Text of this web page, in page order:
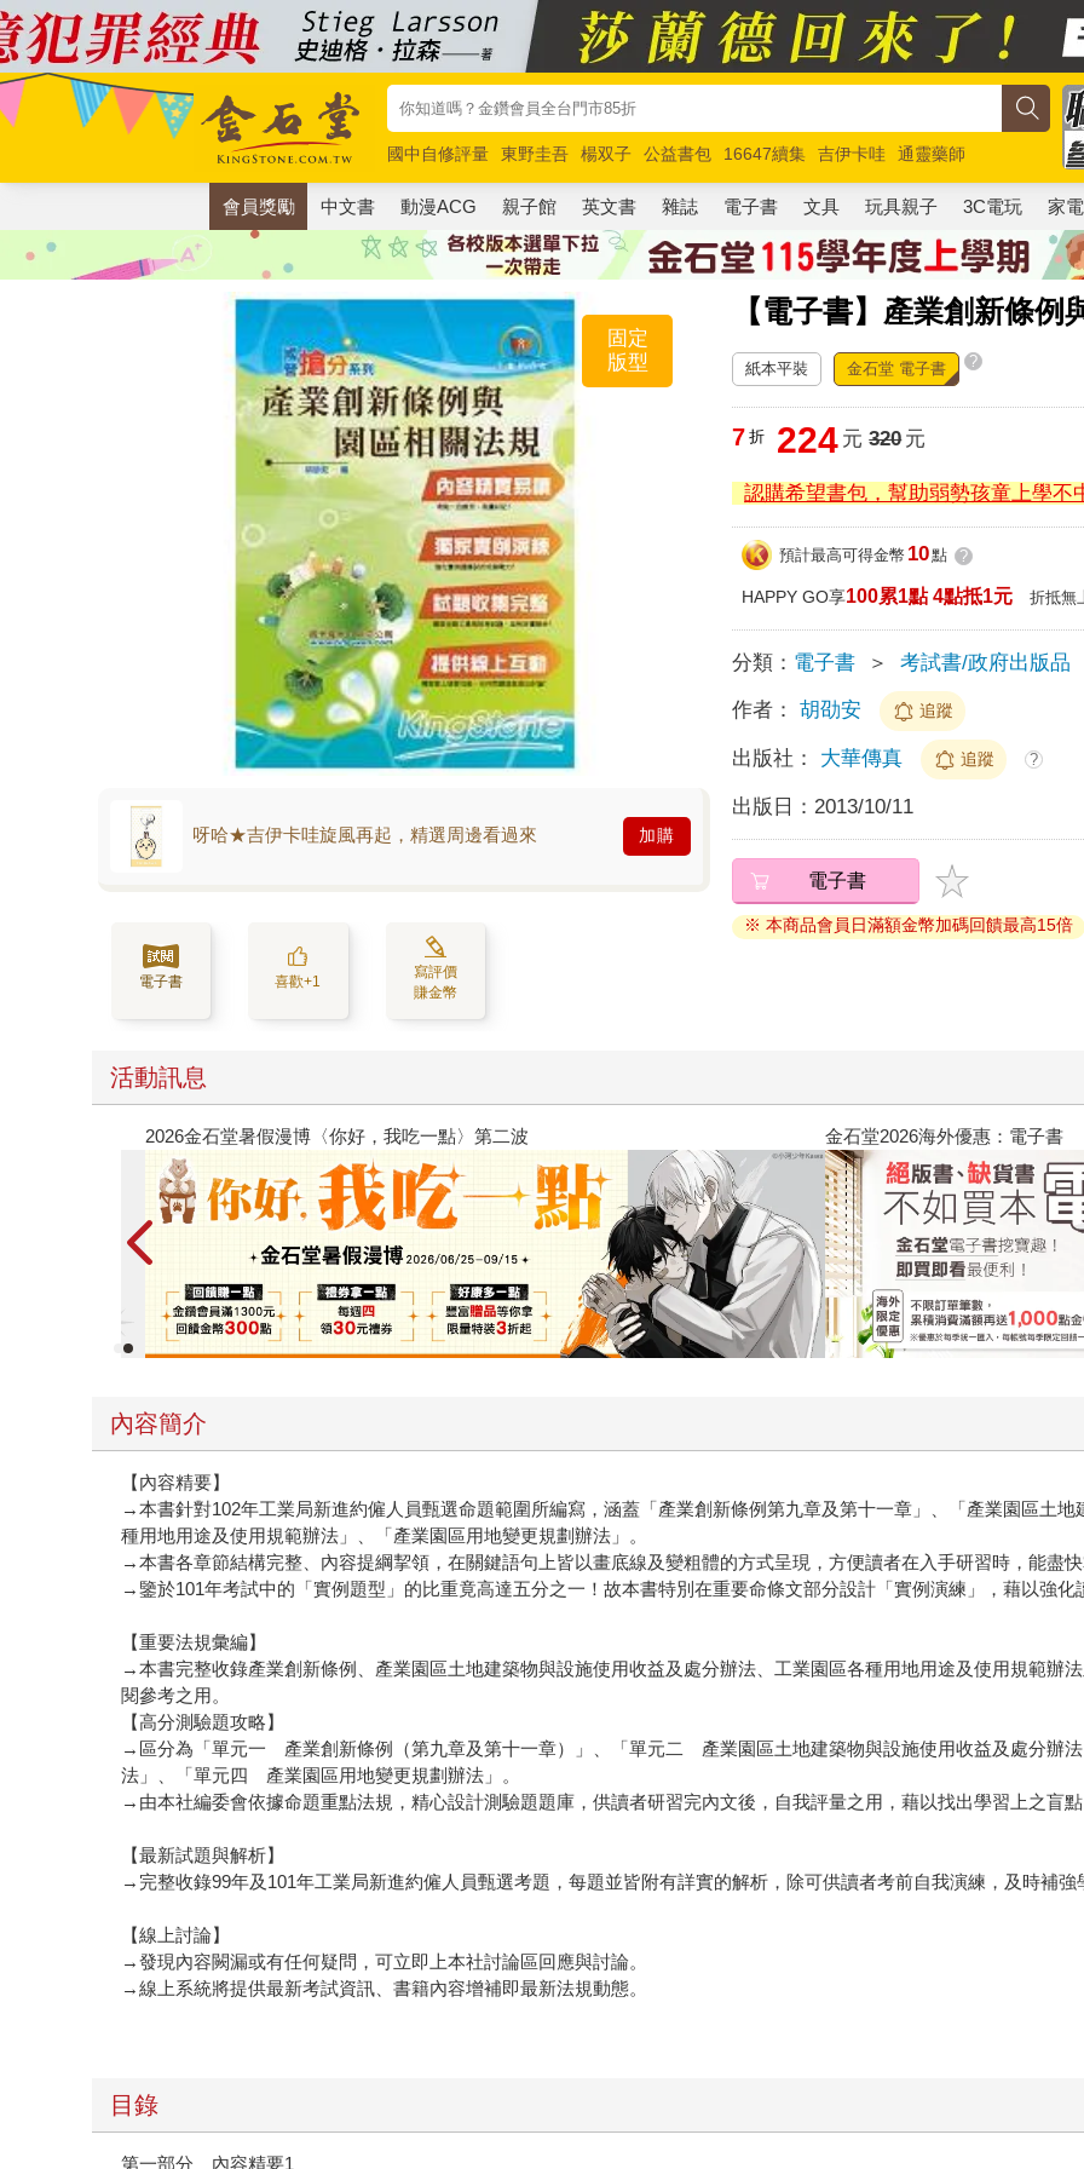
國中自修評量 東野圭吾 楊双子 公益書包 16647續集 吉伊卡哇
通靈藥師
唯紅花綻放
奧德賽 路邊攤新作 馬斯克 玩具總動員5 超慢跑
會員獎勵 中文書 動漫ACG 親子館 英文書 雜誌 電子書 文具 玩具親子 3C電玩 家電
【電子書】產業創新條例
固定
版型
呀哈★吉伊卡哇旋風再起，精選周邊看過來 加購
電子書 喜歡+1
寫評價
賺金幣
紙本平裝 金石堂 電子書 ?
7 折 224 元 320元
認購希望書包，幫助弱勢孩童上學不
預計最高可得金幣 10點 ?
HAPPY GO享100累1點 4點抵1元 折抵無
分類： 電子書 ＞ 考試書/政府出版品
作者： 胡劭安 追蹤
出版社： 大華傳真 追蹤 ?
出版日： 2013/10/11
電子書
※ 本商品會員日滿額金幣加碼回饋最高15倍
活動訊息
2026金石堂暑假漫博〈你好，我吃一點〉第二波 金石
內容簡介
【內容精要】
→本書針對102年工業局新進約僱人員甄選命題範圍所編寫，涵蓋「產業創新條例第九章及第十一章」、「產業園區土
種用地用途及使用規範辦法」、「產業園區用地變更規劃辦法」。
→本書各章節結構完整、內容提綱挈領，在關鍵語句上皆以畫底線及變粗體的方式呈現，方便讀者在入手研習時，能盡
→鑒於101年考試中的「實例題型」的比重竟高達五分之一！故本書特別在重要命條文部分設計「實例演練」，藉以強
【重要法規彙編】
→本書完整收錄產業創新條例、產業園區土地建築物與設施使用收益及處分辦法、工業園區各種用地用途及使用規範辦
閱參考之用。
【高分測驗題攻略】
→區分為「單元一 產業創新條例（第九章及第十一章）」、「單元二 產業園區土地建築物與設施使用收益及處分辦
法」、「單元四 產業園區用地變更規劃辦法」。
→由本社編委會依據命題重點法規，精心設計測驗題題庫，供讀者研習完內文後，自我評量之用，藉以找出學習上之盲
【最新試題與解析】
→完整收錄99年及101年工業局新進約僱人員甄選考題，每題並皆附有詳實的解析，除可供讀者考前自我演練，及時補
【線上討論】
→發現內容闕漏或有任何疑問，可立即上本社討論區回應與討論。
→線上系統將提供最新考試資訊、書籍內容增補即最新法規動態。
目錄
第一部分 內容精要1